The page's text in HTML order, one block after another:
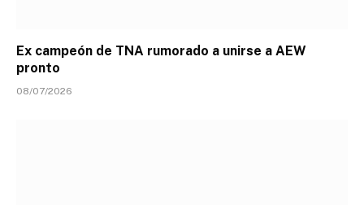
Ex campeón de TNA rumorado a unirse a AEW
pronto
08/07/2026